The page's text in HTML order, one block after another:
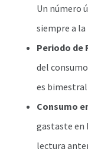
Un número
siempre a
Periodo de
del
es bimestral
Consumo
gastaste en
lectura